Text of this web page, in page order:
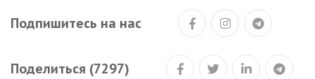
Подпишитесь на нас
Поделиться (7297)